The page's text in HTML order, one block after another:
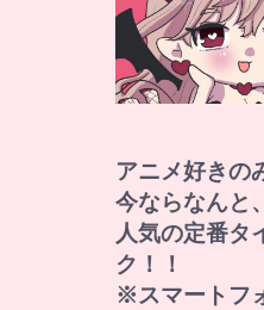
アニメ好きの
今ならなんと
人気の定番タ
ク！！
※スマートフ